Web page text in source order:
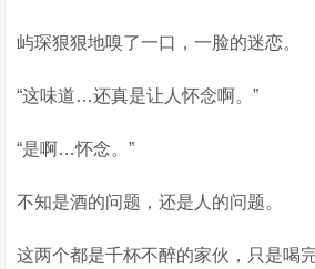
屿琛狠狠地嗅了一口，一脸的迷恋。
“这味道…还真是让人怀念啊。”
“是啊…怀念。”
不知是酒的问题，还是人的问题。
这两个都是千杯不醉的家伙，只是喝